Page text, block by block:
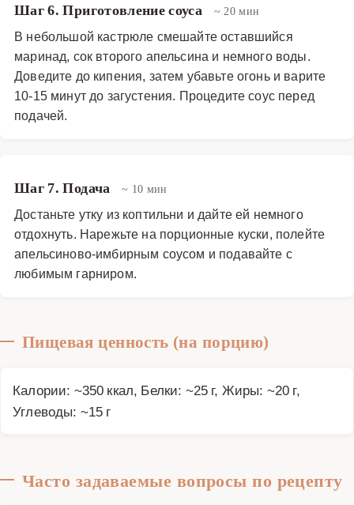
Шаг 6. Приготовление соуса ~ 20 мин
В небольшой кастрюле смешайте оставшийся
маринад, сок второго апельсина и немного воды.
Доведите до кипения, затем убавьте огонь и варите
10-15 минут до загустения. Процедите соус перед
подачей.
Шаг 7. Подача ~ 10 мин
Достаньте утку из коптильни и дайте ей немного
отдохнуть. Нарежьте на порционные куски, полейте
апельсиново-имбирным соусом и подавайте с
любимым гарниром.
Пищевая ценность (на порцию)
Калории: ~350 ккал, Белки: ~25 г, Жиры: ~20 г,
Углеводы: ~15 г
Часто задаваемые вопросы по рецепту